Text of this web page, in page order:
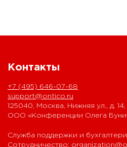
Контакты
+7 (495) 646-07-68
support@ontico.ru
125040, Москва, Нижняя ул., д. 14,
ООО «Конференции Олега
Служба поддержки и
Сотрудничество: